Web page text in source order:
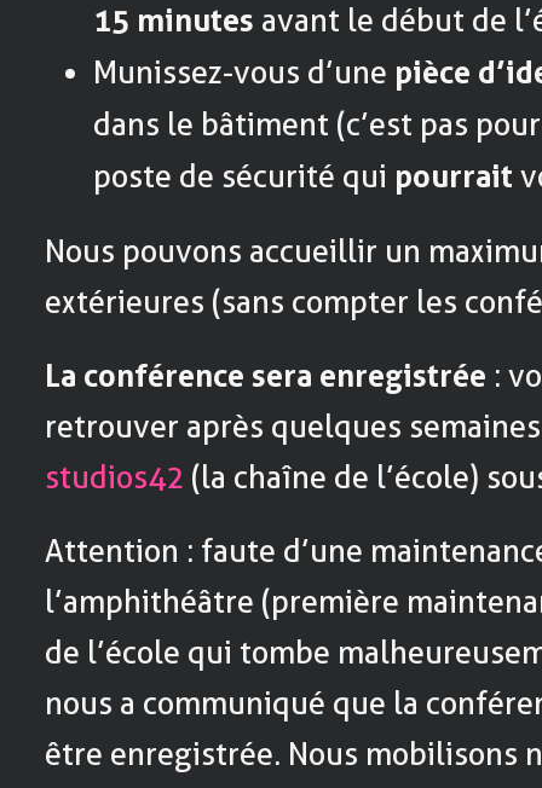
15 minutes avant le début de
Munissez-vous d’une pièce
dans le bâtiment (c’est pas
poste de sécurité qui pourrait
Nous pouvons accueillir un
extérieures (sans compter les
La conférence sera enregistrée :
retrouver après quelques
studios42 (la chaîne de l’école)
Attention : faute d’une
l’amphithéâtre (première
de l’école qui tombe
nous a communiqué que la
être enregistrée. Nous mobilisons